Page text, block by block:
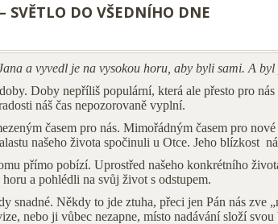
SVĚTLO DO VŠEDNÍHO DNE
a vyvedl je na vysokou horu, aby byli sami. A
Doby nepříliš populární, která ale přesto pro
náš čas nepozorovaně vyplní.
časem pro nás. Mimořádným časem pro
našeho života spočinuli u Otce. Jeho blízkost
přímo pobízí. Uprostřed našeho konkrétního
a pohlédli na svůj život s odstupem.
snadné. Někdy to jde ztuha, přeci jen Pán nás
nebo ji vůbec nezapne, místo nadávání složí